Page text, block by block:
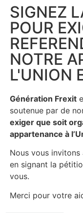
SIGNEZ
POUR
NOTRE
L'UNION
Génération Frexit
soutenue par de
exiger que soit
appartenance à
Nous vous
en signant la
vous.
Merci pour votre